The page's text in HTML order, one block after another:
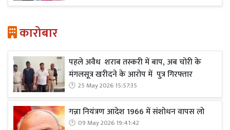
कारोबार
पहले अवैध शराब तस्करी में बाप, अब चोरी के
मंगलसूत्र खरीदने के आरोप में पुत्र गिरफ्तार
25 May 2026 15:57:35
गन्ना नियंत्रण आदेश 1966 में संशोधन वापस लो
09 May 2026 19:41:42